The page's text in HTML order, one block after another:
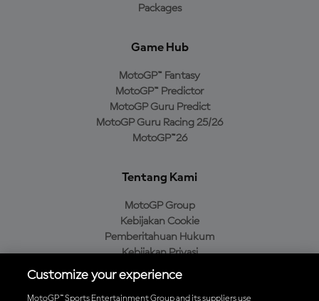
Packages
Game Hub
MotoGP™ Fantasy
MotoGP™ Predictor
MotoGP Guru Predict
MotoGP Guru Racing 25/26
MotoGP™26
Tentang Kami
MotoGP Group
Kebijakan Cookie
Pemberitahuan Hukum
Kebijakan Privasi
Kebijakan Pembelian
Customize your experience
MotoGP™ Sports Entertainment Group and its suppliers use